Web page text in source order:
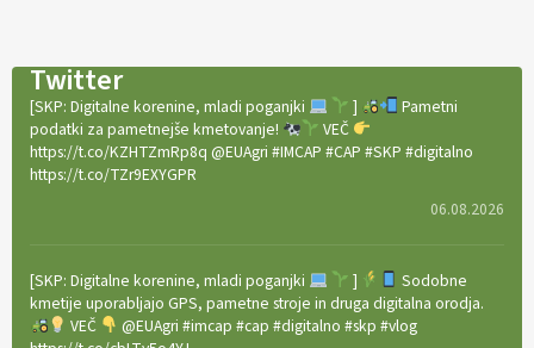
Twitter
[SKP: Digitalne korenine, mladi poganjki ]
Pametni
podatki za pametnejše kmetovanje!
VEČ
https://t.co/KZHTZmRp8q @EUAgri #IMCAP #CAP #SKP #digitalno
https://t.co/TZr9EXYGPR
06.08.2026
[SKP: Digitalne korenine, mladi poganjki ]
Sodobne
kmetije uporabljajo GPS, pametne stroje in druga digitalna orodja.
VEČ
@EUAgri #imcap #cap #digitalno #skp #vlog